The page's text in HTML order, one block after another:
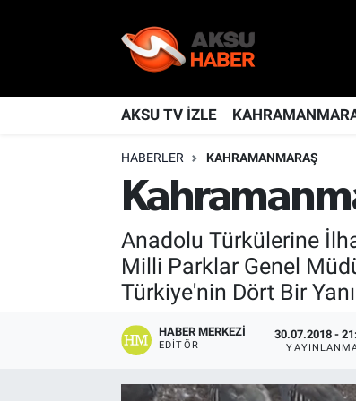
AKSU TV İZLE
HABERLER KAHRAMANMARAŞ
Anadolu Türkülerine
Milli Parklar Genel
Türkiye'nin Dört Bir
HABER MERKEZI
EDITÖR
30.07.2018 -
KAHRAMANMARAŞ
Nöbetçi Eczaneler
Hava Durumu
Kahramanmaraş Namaz Vakitleri
Trafik Durumu
TFF 2.Lig Kırmızı Grup Puan Durumu ve
Tüm Manşetler
Son Dakika Haberleri
Haber Arşivi